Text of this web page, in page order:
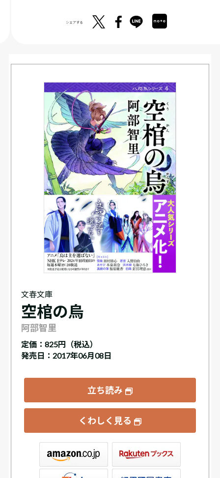
シェアする
文春文庫
空棺の烏
阿部智里
定価： 825円（税込）
発売日：2017年06月08日
立ち読み
くわしく見る
書店ウェブストア